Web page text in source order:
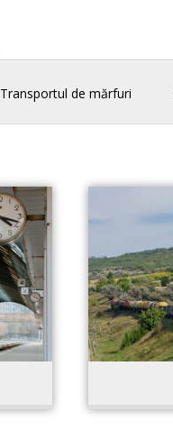
Transportul de mărfuri